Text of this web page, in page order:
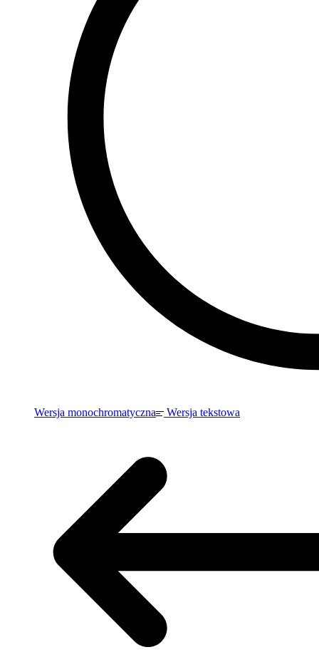
Wersja monochromatyczna Wersja tekstowa